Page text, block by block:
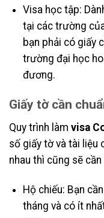
Visa học tập:
tại các trường
bạn phải có giấy
trường đại học
đương.
Giấy tờ cần
Quy trình làm visa
số giấy tờ và tài liệu
nhau thì cũng sẽ
Hộ chiếu: Bạn
tháng và có ít